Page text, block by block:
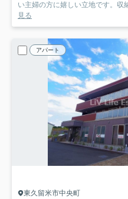
い主婦の方に嬉しい立地です。収
見る
アパート
東久留米市中央町